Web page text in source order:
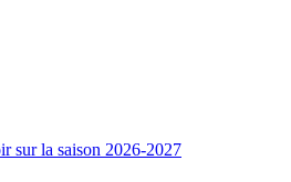
sur la saison 2026-2027